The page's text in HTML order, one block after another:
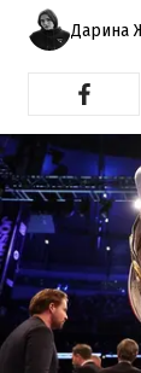
Дарина